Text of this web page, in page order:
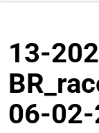
13-
06-